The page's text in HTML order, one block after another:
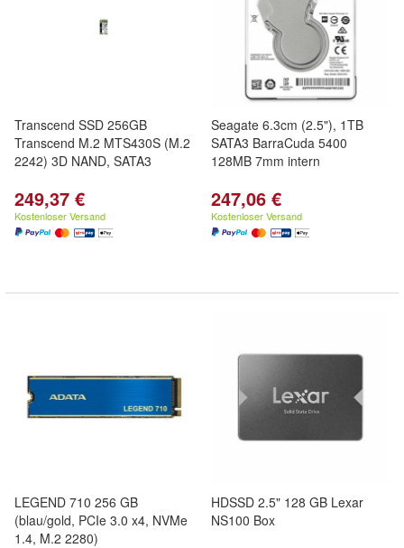
Transcend SSD 256GB
Transcend M.2 MTS430S (M.2
2242) 3D NAND, SATA3
249,37 €
Kostenloser Versand
Seagate 6.3cm (2.5"), 1TB
SATA3 BarraCuda 5400
128MB 7mm intern
247,06 €
Kostenloser Versand
LEGEND 710 256 GB
(blau/gold, PCIe 3.0 x4, NVMe
1.4, M.2 2280)
HDSSD 2.5" 128 GB Lexar
NS100 Box